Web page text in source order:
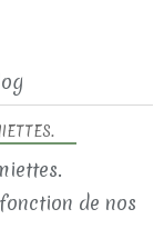
de nos